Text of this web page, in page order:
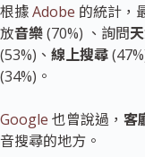
根據Adobe 的統計，
放音樂(70%) 、詢問
(53%)、 線上搜尋
(34%)。
Google 也曾說過， 客
音搜尋的地方。